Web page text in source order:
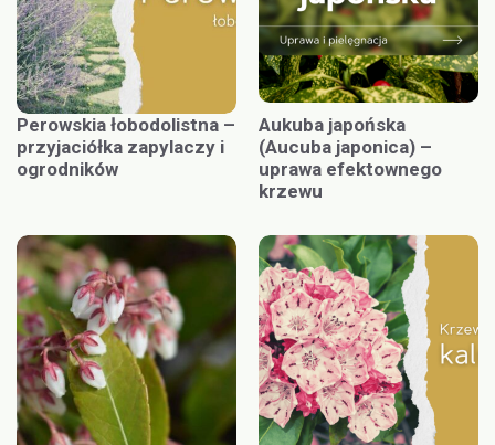
Perowskia łobodolistna –
przyjaciółka zapylaczy i
ogrodników
Aukuba japońska
(Aucuba japonica) –
uprawa efektownego
krzewu